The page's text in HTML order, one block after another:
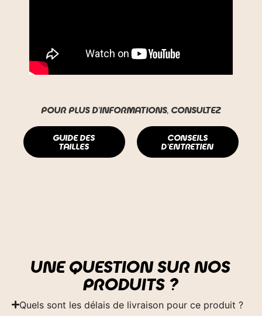
POUR PLUS D'INFORMATIONS, CONSULTEZ
GUIDE DES
TAILLES
CONSEILS
D'ENTRETIEN
UNE QUESTION SUR NOS
PRODUITS ?
Quels sont les délais de livraison pour ce produit ?